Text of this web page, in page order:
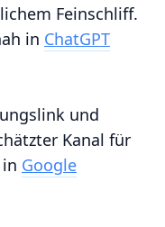
Feinschliff.
in ChatGPT
und
Kanal für
Google